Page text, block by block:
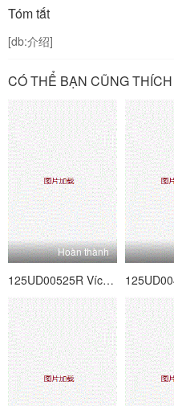
Tóm tắt
[db:介绍]
CÓ THỂ BẠN CŨNG THÍCH
Hoàn thành
125UD00525R Vích loạn 7 người cha và mẹ kế ma quỷ